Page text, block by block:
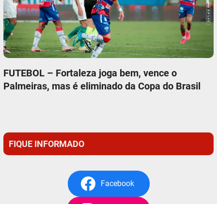
FUTEBOL – Fortaleza joga bem, vence o
Palmeiras, mas é eliminado da Copa do Brasil
FIQUE INFORMADO
Facebook